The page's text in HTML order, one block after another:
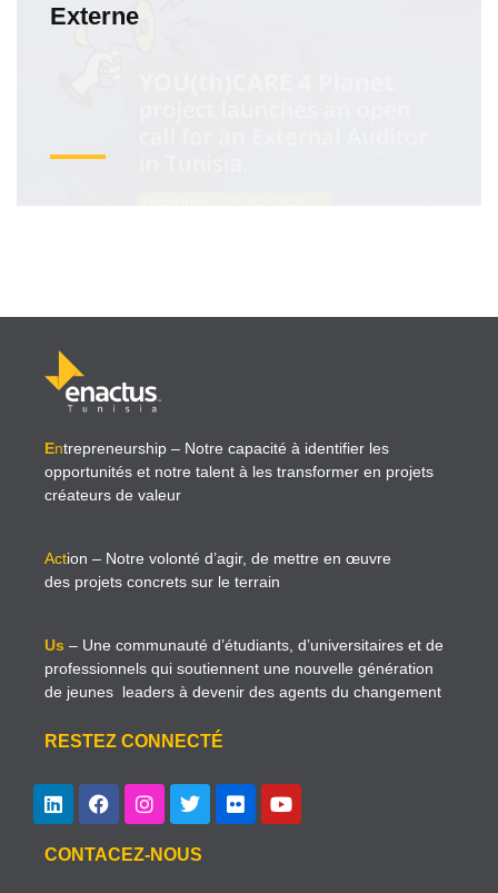
Externe
Entrepreneurship – Notre capacité à identifier les
opportunités et notre talent à les transformer en projets
créateurs de valeur
Action – Notre volonté d’agir, de mettre en œuvre
des projets concrets sur le terrain
Us – Une communauté d’étudiants, d’universitaires et de
professionnels qui soutiennent une nouvelle génération
de jeunes leaders à devenir des agents du changement
RESTEZ CONNECTÉ
CONTACEZ-NOUS